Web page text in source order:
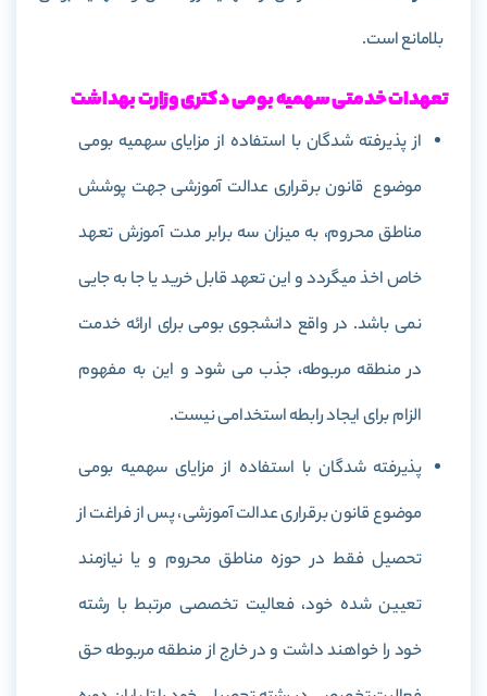
بلامانع است.
تعهدات خدمتی سهمیه بومی دکتری وزارت بهداشت
از پذیرفته شدگان با استفاده از مزایای سهمیه بومی
موضوع قانون برقراری عدالت آموزشی جهت پوشش
مناطق محروم، به میزان سه برابر مدت آموزش تعهد
خاص اخذ میگردد و این تعهد قابل خرید یا جا به جایی
نمی باشد. در واقع دانشجوی بومی برای ارائه خدمت
در منطقه مربوطه، جذب می شود و این به مفهوم
الزام برای ایجاد رابطه استخدامی نیست.
پذیرفته شدگان با استفاده از مزایای سهمیه بومی
موضوع قانون برقراری عدالت آموزشی، پس از فراغت از
تحصیل فقط در حوزه مناطق محروم و یا نیازمند
تعیین شده خود، فعالیت تخصصی مرتبط با رشته
خود را خواهند داشت و در خارج از منطقه مربوطه حق